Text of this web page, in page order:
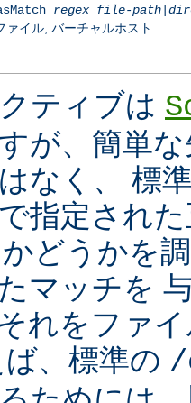
regex file-path|
ァイル, バーチャルホスト
ティブは
が、簡単
なく、 標
指定され
どうかを
マッチを
れをファ
、標準の /